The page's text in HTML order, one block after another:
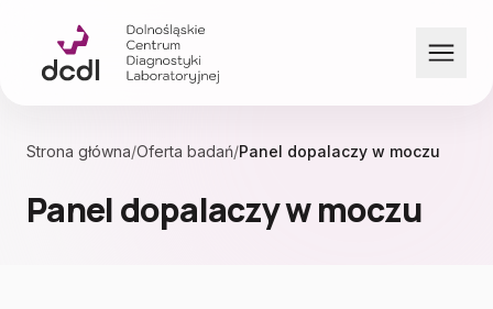
Strona główna/Oferta badań/Panel dopalaczy w moczu
Panel dopalaczy w moczu